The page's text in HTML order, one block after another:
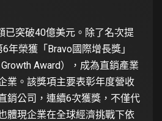
已突破40億美元。除了名次提
年榮獲「Bravo國際增長獎」
Growth Award），成為直銷產業
業。該獎項主要表彰年度營收
銷公司，連續6次獲獎，不僅代
體現企業在全球經濟挑戰下依